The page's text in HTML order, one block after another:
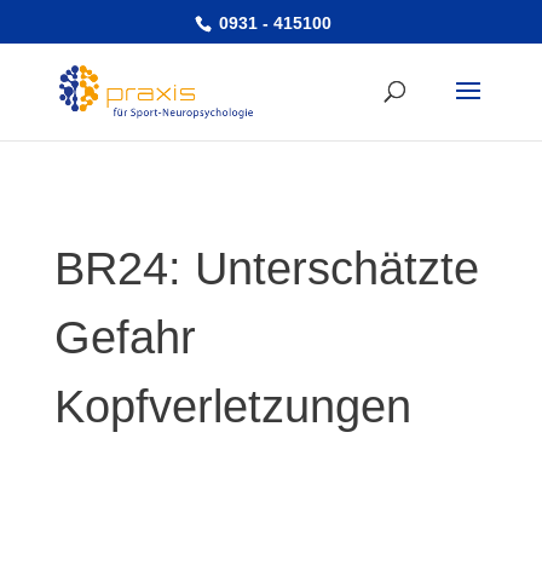
0931 - 415100
BR24: Unterschätzte
Gefahr
Kopfverletzungen